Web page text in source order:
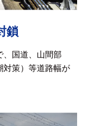
鎖
、国道、山間部
対策）等道路幅が